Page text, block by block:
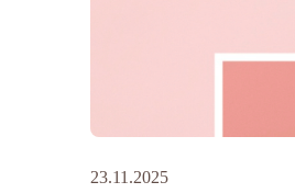
23.11.2025